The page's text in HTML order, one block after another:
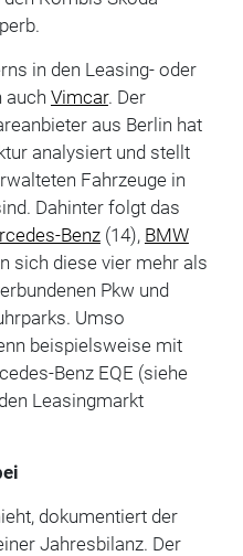
in den Leasing- oder
auch Vimcar. Der
aus Berlin hat
analysiert und stellt
Fahrzeuge in
Dahinter folgt das
Benz(14), BMW
sich diese vier mehr als
Pkw und
Umso
beispielsweise mit
Benz EQE (siehe
Leasingmarkt
dokumentiert der
Jahresbilanz. Der